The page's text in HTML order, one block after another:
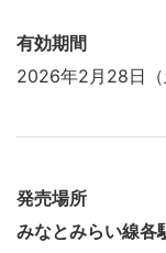
有効期間
2026年2月28日（
発売場所
みなとみらい線各